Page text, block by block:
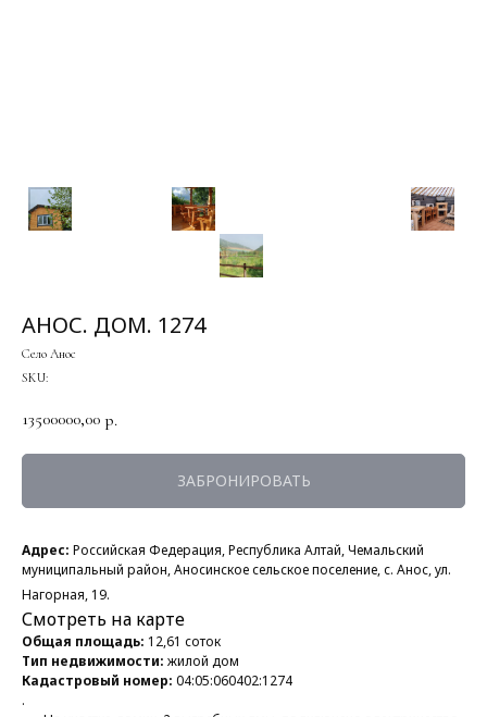
АНОС. ДОМ. 1274
Село Анос
SKU:
13500000,00 р.
ЗАБРОНИРОВАТЬ
Адрес: Российская Федерация, Республика Алтай, Чемальский
муниципальный район, Аносинское сельское поселение, с. Анос, ул.
Нагорная, 19.
Смотреть на карте
Общая площадь: 12,61 соток
Тип недвижимости: жилой дом
Кадастровый номер: 04:05:060402:1274
.